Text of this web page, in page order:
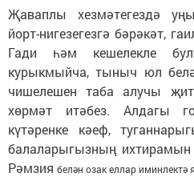
Җаваплы хезмәтегездә
йорт-нигезегезгә бәрәкәт,
Гади һәм кешелекле
курыкмыйча, тыныч юл
чишелешен таба алучы
хөрмәт итәбез. Алдагы
күтәренке кәеф,
балаларыгызның
Рәмзия белән озак еллар иминлектә